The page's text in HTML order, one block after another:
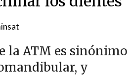
la ATM es sinónimo
y